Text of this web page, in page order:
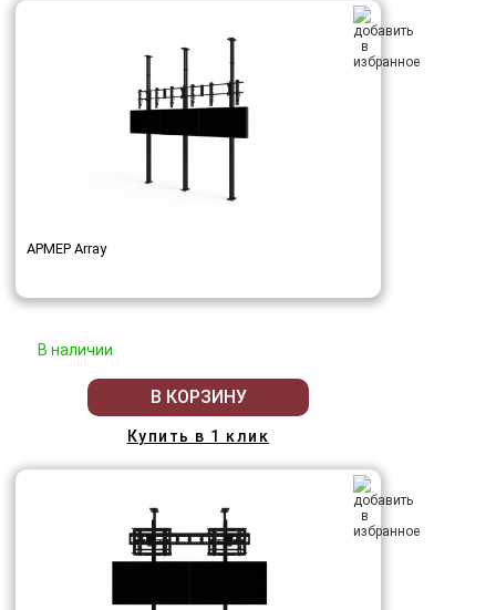
АРМЕР Array
В наличии
В КОРЗИНУ
Купить в 1 клик